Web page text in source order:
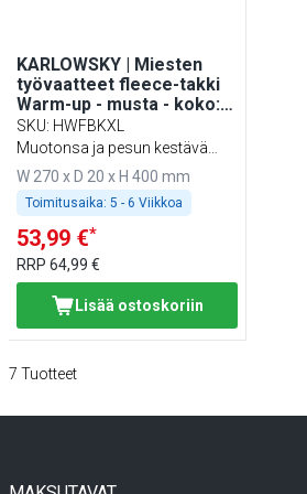
KARLOWSKY | Miesten
työvaatteet fleece-takki
Warm-up - musta - koko:
XL
SKU: HWFBKXL
Muotonsa ja pesun kestävä
sekä ympäristöystävällinen
W 270 x D 20 x H 400 mm
Toimitusaika: 5 - 6 Viikkoa
53,99 €*
RRP 64,99 €
Lisää ostoskoriin
7 Tuotteet